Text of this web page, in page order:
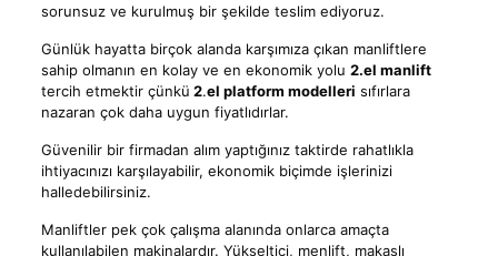
sorunsuz ve kurulmuş bir şekilde teslim ediyoruz.
Günlük hayatta birçok alanda karşımıza çıkan manliftlere
sahip olmanın en kolay ve en ekonomik yolu 2.el manlift
tercih etmektir çünkü 2.el platform modelleri sıfırlara
nazaran çok daha uygun fiyatlıdırlar.
Güvenilir bir firmadan alım yaptığınız taktirde rahatlıkla
ihtiyacınızı karşılayabilir, ekonomik biçimde işlerinizi
halledebilirsiniz.
Manliftler pek çok çalışma alanında onlarca amaçta
kullanılabilen makinalardır. Yükseltici, menlift, makaslı